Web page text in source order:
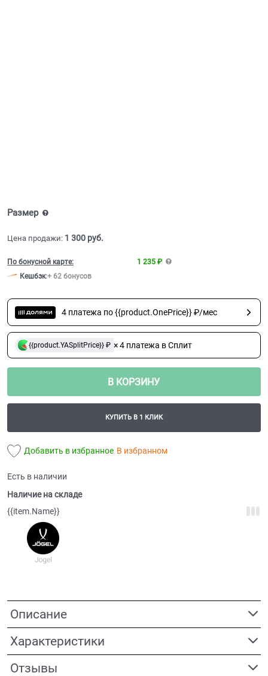
Размер
Цена продажи: 1 300 руб.
По бонусной карте:
1 235 ₽
Кешбэк:+ 62 бонусов
4 платежа по {{product.OnePrice}} ₽/мес
{{product.YASplitPrice}} ₽ × 4 платежа в Сплит
В КОРЗИНУ
КУПИТЬ В 1 КЛИК
Добавить в избранное В избранном
Есть в наличии
Наличие на складе
{{item.Name}}
Описание
Характеристики
Отзывы